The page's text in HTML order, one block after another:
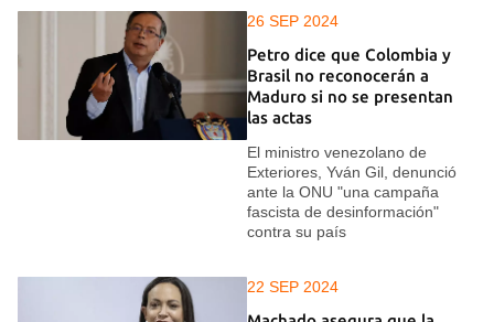
26 SEP 2024
Petro dice que Colombia y
Brasil no reconocerán a
Maduro si no se presentan
las actas
El ministro venezolano de
Exteriores, Yván Gil, denunció
ante la ONU "una campaña
fascista de desinformación"
contra su país
22 SEP 2024